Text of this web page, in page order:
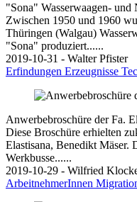
"Sona" Wasserwaagen-
Zwischen 1950 und 1960
Thüringen (Walgau)
"Sona" produziert......
2019-10-31 - Walter Pfister
Erfindungen Erzeugnisse
Anwerbebroschüre der Fa.
Diese Broschüre erhielten
Elastisana, Benedikt Mäser.
Werkbusse......
2019-10-29 - Wilfried
ArbeitnehmerInnen